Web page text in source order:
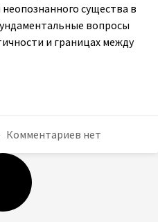
существа в
вопросы
и границах между
Комментариев нет